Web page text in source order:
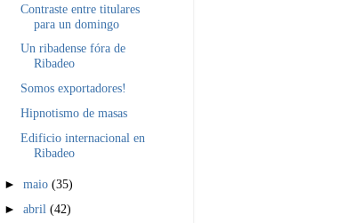
Contraste entre titulares
para un domingo
Un ribadense fóra de
Ribadeo
Somos exportadores!
Hipnotismo de masas
Edificio internacional en
Ribadeo
►maio(35)
►abril(42)